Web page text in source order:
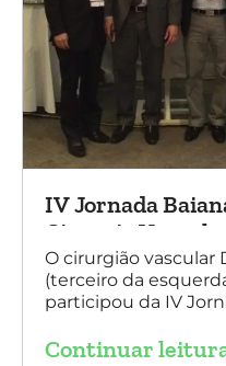
IV Jornada
Cirurgia
O cirurgião vascular
(terceiro da
participou da IV
29 de outubro. Na
Continuar